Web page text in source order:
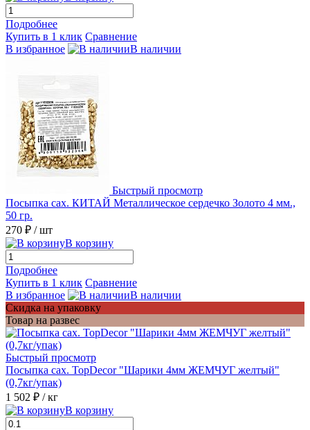
Подробнее
Купить в 1 клик Сравнение
В избранное
В наличии
Быстрый просмотр
Посыпка сах. КИТАЙ Металлическое сердечко Золото 4 мм.,
50 гр.
270 ₽ / шт
В корзину
Подробнее
Купить в 1 клик Сравнение
В избранное
В наличии
Скидка на упаковку
Товар на развес
Быстрый просмотр
Посыпка сах. TopDecor "Шарики 4мм ЖЕМЧУГ желтый"
(0,7кг/упак)
1 502 ₽ / кг
В корзину